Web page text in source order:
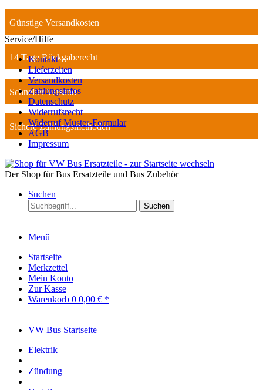
Günstige Versandkosten
14 Tage Rückgaberecht
Schneller Versand
Sichere Zahlungsmethoden
Service/Hilfe
Kontakt
Lieferzeiten
Versandkosten
Zahlungsinfos
Datenschutz
Widerrufsrecht
Widerruf Muster-Formular
AGB
Impressum
Der Shop für Bus Ersatzteile und Bus Zubehör
Suchen
Suchen
Menü
Startseite
Merkzettel
Mein Konto
Zur Kasse
Warenkorb 0 0,00 € *
VW Bus Startseite
Elektrik
Zündung